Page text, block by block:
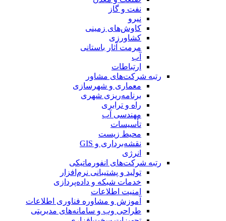
نفت و گاز
نیرو
کاوش‌های زمینی
کشاورزی
مرمت آثار باستانی
آب
ارتباطات
رتبه شرکت‌های مشاور
معماری و شهرسازی
برنامه‌ریزی شهری
راه و ترابری
مهندسی آب
تأسیسات
محیط زیست
نقشه‌برداری و GIS
انرژی
رتبه شرکت‌های انفورماتیکی
تولید و پشتیبانی نرم‌افزار
خدمات شبکه و داده‌پردازی
امنیت اطلاعات
آموزش و مشاوره فناوری اطلاعات
طراحی وب و سامانه‌های مدیریتی